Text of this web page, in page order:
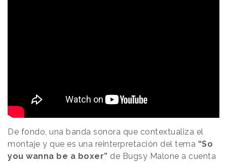
De fondo, una banda sonora que contextualiza el
montaje y que es una reinterpretación del tema “So
you wanna be a boxer” de Bugsy Malone a cuenta